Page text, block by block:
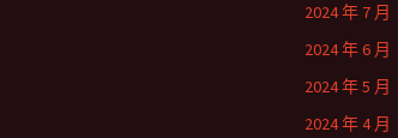
2024 年 7 月
2024 年 6 月
2024 年 5 月
2024 年 4 月